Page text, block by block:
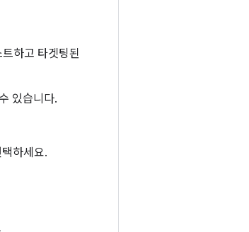
하고 타겟팅된
있습니다.
하세요.